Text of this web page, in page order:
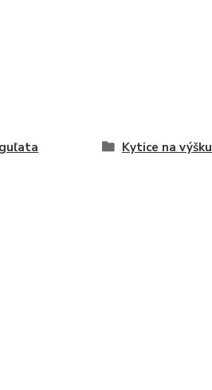
Kytice na výšku